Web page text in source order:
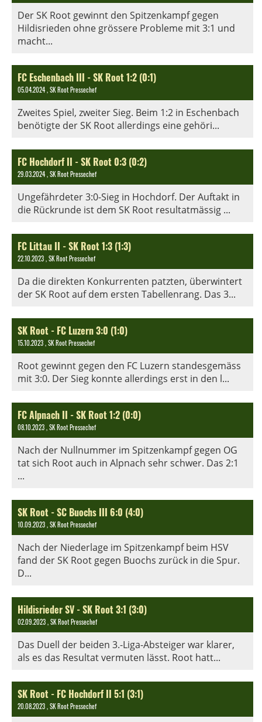
Der SK Root gewinnt den Spitzenkampf gegen
Hildisrieden ohne grössere Probleme mit 3:1 und
macht...
FC Eschenbach III - SK Root 1:2 (0:1)
05.04.2024, SK Root Pressechef
Zweites Spiel, zweiter Sieg. Beim 1:2 in Eschenbach
benötigte der SK Root allerdings eine gehöri...
FC Hochdorf II - SK Root 0:3 (0:2)
29.03.2024, SK Root Pressechef
Ungefährdeter 3:0-Sieg in Hochdorf. Der Auftakt in
die Rückrunde ist dem SK Root resultatmässig ...
FC Littau II - SK Root 1:3 (1:3)
22.10.2023, SK Root Pressechef
Da die direkten Konkurrenten patzten, überwintert
der SK Root auf dem ersten Tabellenrang. Das 3...
SK Root - FC Luzern 3:0 (1:0)
15.10.2023, SK Root Pressechef
Root gewinnt gegen den FC Luzern standesgemäss
mit 3:0. Der Sieg konnte allerdings erst in den l...
FC Alpnach II - SK Root 1:2 (0:0)
08.10.2023, SK Root Pressechef
Nach der Nullnummer im Spitzenkampf gegen OG
tat sich Root auch in Alpnach sehr schwer. Das 2:1
...
SK Root - SC Buochs III 6:0 (4:0)
10.09.2023, SK Root Pressechef
Nach der Niederlage im Spitzenkampf beim HSV
fand der SK Root gegen Buochs zurück in die Spur.
D...
Hildisrieder SV - SK Root 3:1 (3:0)
02.09.2023, SK Root Pressechef
Das Duell der beiden 3.-Liga-Absteiger war klarer,
als es das Resultat vermuten lässt. Root hatt...
SK Root - FC Hochdorf II 5:1 (3:1)
20.08.2023, SK Root Pressechef